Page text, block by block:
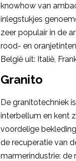
knowhow van
inlegstukjes
zeer populair in de
rood- en
België uit: Italië,
Granito
De granitotechniek
interbellum en kent
voordelige
de recuperatie van
marmerindustrie: de